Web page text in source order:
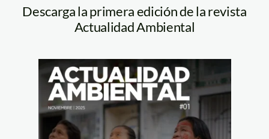
Descarga la primera edición de la revista
Actualidad Ambiental